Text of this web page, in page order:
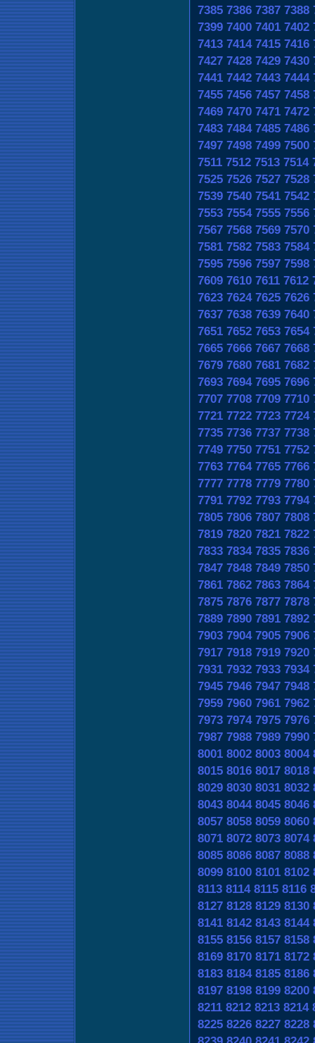
7385 7386 7387 7388
7399 7400 7401 7402
7413 7414 7415 7416
7427 7428 7429 7430
7441 7442 7443 7444
7455 7456 7457 7458
7469 7470 7471 7472
7483 7484 7485 7486
7497 7498 7499 7500
7511 7512 7513 7514
7525 7526 7527 7528
7539 7540 7541 7542
7553 7554 7555 7556
7567 7568 7569 7570
7581 7582 7583 7584
7595 7596 7597 7598
7609 7610 7611 7612
7623 7624 7625 7626
7637 7638 7639 7640
7651 7652 7653 7654
7665 7666 7667 7668
7679 7680 7681 7682
7693 7694 7695 7696
7707 7708 7709 7710
7721 7722 7723 7724
7735 7736 7737 7738
7749 7750 7751 7752
7763 7764 7765 7766
7777 7778 7779 7780
7791 7792 7793 7794
7805 7806 7807 7808
7819 7820 7821 7822
7833 7834 7835 7836
7847 7848 7849 7850
7861 7862 7863 7864
7875 7876 7877 7878
7889 7890 7891 7892
7903 7904 7905 7906
7917 7918 7919 7920
7931 7932 7933 7934
7945 7946 7947 7948
7959 7960 7961 7962
7973 7974 7975 7976
7987 7988 7989 7990
8001 8002 8003 8004
8015 8016 8017 8018
8029 8030 8031 8032
8043 8044 8045 8046
8057 8058 8059 8060
8071 8072 8073 8074
8085 8086 8087 8088
8099 8100 8101 8102
8113 8114 8115 8116
8127 8128 8129 8130
8141 8142 8143 8144
8155 8156 8157 8158
8169 8170 8171 8172
8183 8184 8185 8186
8197 8198 8199 8200
8211 8212 8213 8214
8225 8226 8227 8228